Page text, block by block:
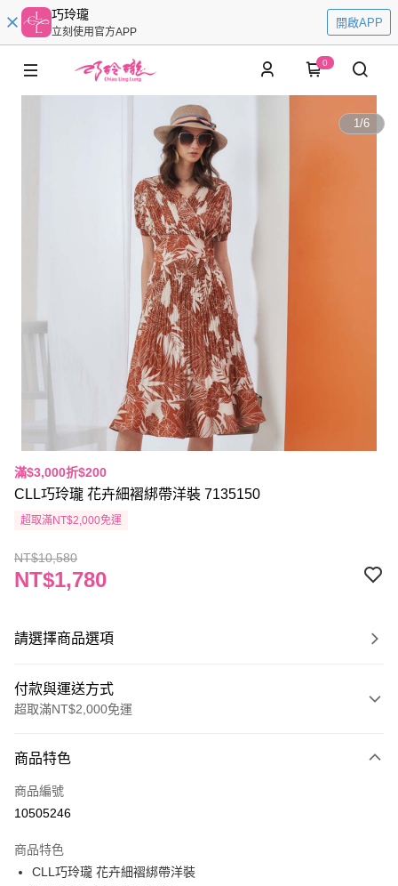
巧玲瓏
立刻使用官方APP
開啟APP
0
1/6
滿$3,000折$200
CLL巧玲瓏 花卉細褶綁帶洋裝 7135150
超取滿NT$2,000免運
NT$10,580
NT$1,780
請選擇商品選項
付款與運送方式
超取滿NT$2,000免運
信用卡一次付款
信用卡分期付款
合作金庫商業銀行
華南商業銀行
超商取貨付款
商品特色
商品編號
10505246
商品特色
CLL巧玲瓏 花卉細褶綁帶洋裝